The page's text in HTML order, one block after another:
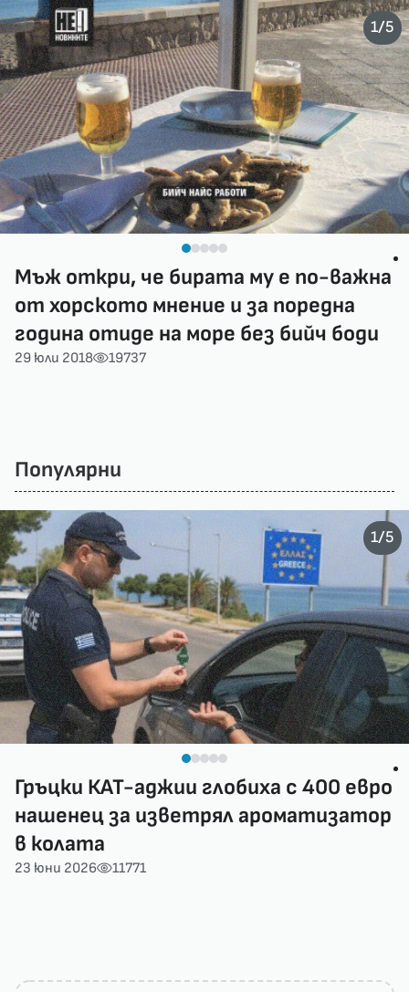
Мъж откри, че бирата му е по-важна
от хорското мнение и за поредна
година отиде на море без бийч боди
29 юли 2018 19737
1/5
Популярни
Гръцки КАТ-аджии глобиха с 400 евро
нашенец за изветрял ароматизатор
в колата
23 юни 2026 11771
1/5